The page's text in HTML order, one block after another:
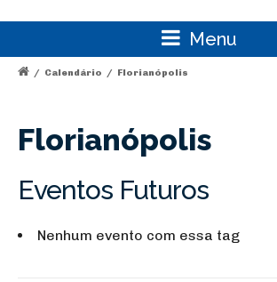
Menu
/ Calendário / Florianópolis
Florianópolis
Eventos Futuros
Nenhum evento com essa tag